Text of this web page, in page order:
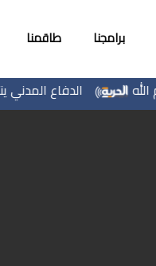
برامجنا طاقمنا
الدفاع المدني ينتشل جثامين ورفات 19 شهيداً من تحت أنقاض منزل